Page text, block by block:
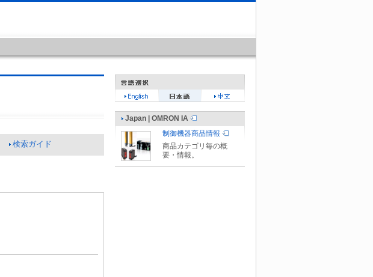
検索ガイド
Japan | OMRON IA
制御機器商品情報
商品カテゴリ毎の概
要・情報。